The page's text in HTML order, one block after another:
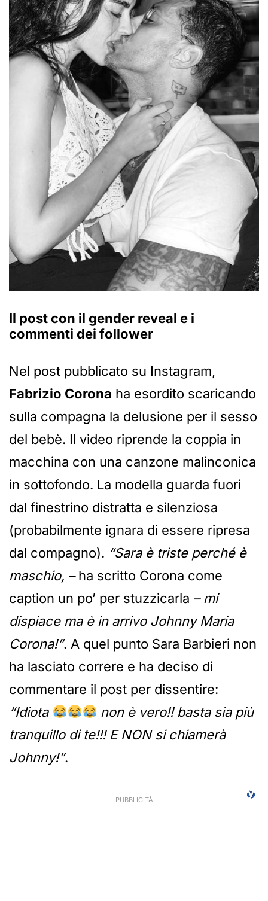
Il post con il gender reveal e i
commenti dei follower
Nel post pubblicato su Instagram,
Fabrizio Corona ha esordito scaricando
sulla compagna la delusione per il sesso
del bebè. Il video riprende la coppia in
macchina con una canzone malinconica
in sottofondo. La modella guarda fuori
dal finestrino distratta e silenziosa
(probabilmente ignara di essere ripresa
dal compagno). “Sara è triste perché è
maschio, –ha scritto Corona come
caption un po’ per stuzzicarla – mi
dispiace ma è in arrivo Johnny Maria
Corona!”. A quel punto Sara Barbieri non
ha lasciato correre e ha deciso di
commentare il post per dissentire:
“Idiota
non è vero!! basta sia più
tranquillo di te!!! E NON si chiamerà
Johnny!”.